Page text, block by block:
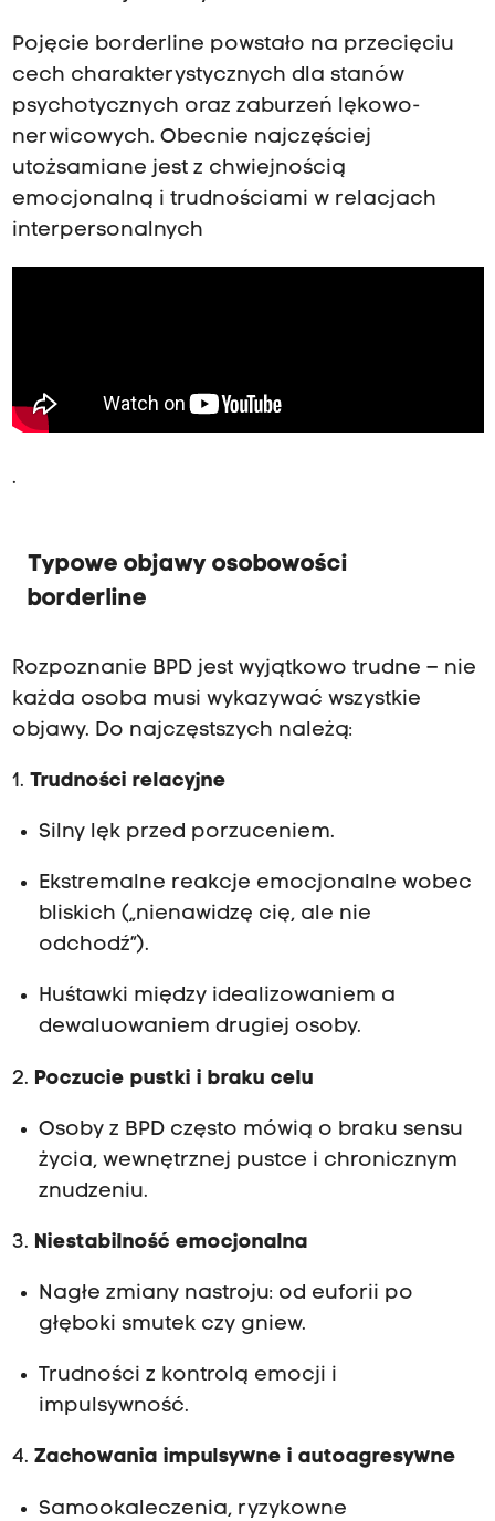
Pojęcie borderline powstało na przecięciu
cech charakterystycznych dla stanów
psychotycznych oraz zaburzeń lękowo-
nerwicowych. Obecnie najczęściej
utożsamiane jest z chwiejnością
emocjonalną i trudnościami w relacjach
interpersonalnych
.
Typowe objawy osobowości
borderline
Rozpoznanie BPD jest wyjątkowo trudne – nie
każda osoba musi wykazywać wszystkie
objawy. Do najczęstszych należą:
1. Trudności relacyjne
Silny lęk przed porzuceniem.
Ekstremalne reakcje emocjonalne wobec
bliskich („nienawidzę cię, ale nie
odchodź”).
Huśtawki między idealizowaniem a
dewaluowaniem drugiej osoby.
2. Poczucie pustki i braku celu
Osoby z BPD często mówią o braku sensu
życia, wewnętrznej pustce i chronicznym
znudzeniu.
3. Niestabilność emocjonalna
Nagłe zmiany nastroju: od euforii po
głęboki smutek czy gniew.
Trudności z kontrolą emocji i
impulsywność.
4. Zachowania impulsywne i autoagresywne
Samookaleczenia, ryzykowne